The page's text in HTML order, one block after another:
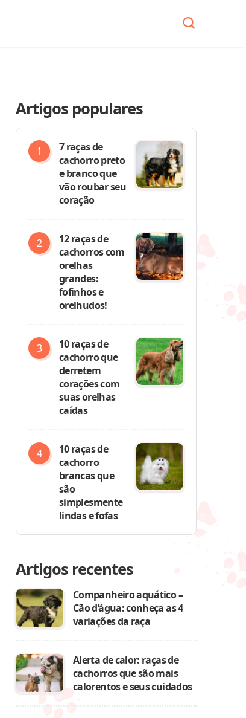
Artigos populares
7 raças de
cachorro preto
e branco que
vão roubar seu
coração
12 raças de
cachorros com
orelhas
grandes:
fofinhos e
orelhudos!
10 raças de
cachorro que
derretem
corações com
suas orelhas
caídas
10 raças de
cachorro
brancas que
são
simplesmente
lindas e fofas
Artigos recentes
Companheiro aquático –
Cão d’água: conheça as 4
variações da raça
Alerta de calor: raças de
cachorros que são mais
calorentos e seus cuidados